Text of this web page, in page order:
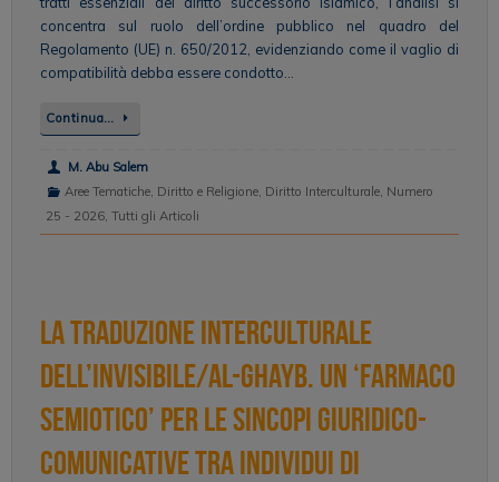
concentra sul ruolo dell’ordine pubblico nel quadro del
Regolamento (UE) n. 650/2012, evidenziando come il vaglio di
compatibilità debba essere condotto…
Continua…
M. Abu Salem
Aree Tematiche, Diritto e Religione, Diritto Interculturale, Numero
25 - 2026, Tutti gli Articoli
La traduzione interculturale
dell’invisibile/Al-Ghayb. Un ‘farmaco
semiotico’ per le sincopi giuridico-
comunicative tra individui di